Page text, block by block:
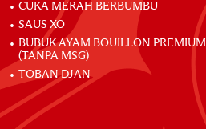
CUKA MERAH BERBUMBU
SAUS XO
BUBUK AYAM BOUILLON PREMIUM
(TANPA MSG)
TOBAN DJAN